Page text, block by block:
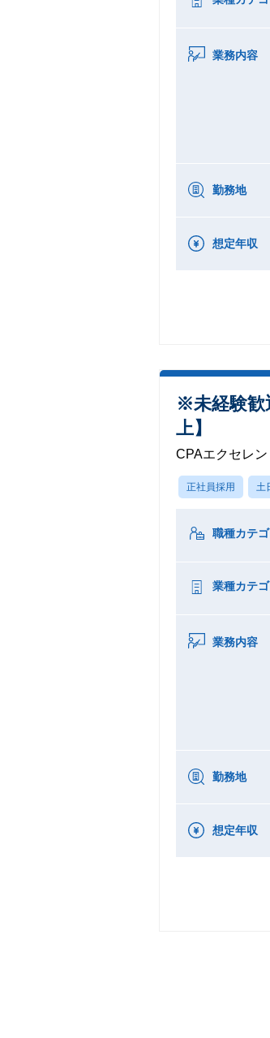
業務内容
勤務地
想定年収
※未経験歓
上】
CPAエクセレ
正社員採用 土
職種カテゴ
業種カテゴ
業務内容
勤務地
想定年収